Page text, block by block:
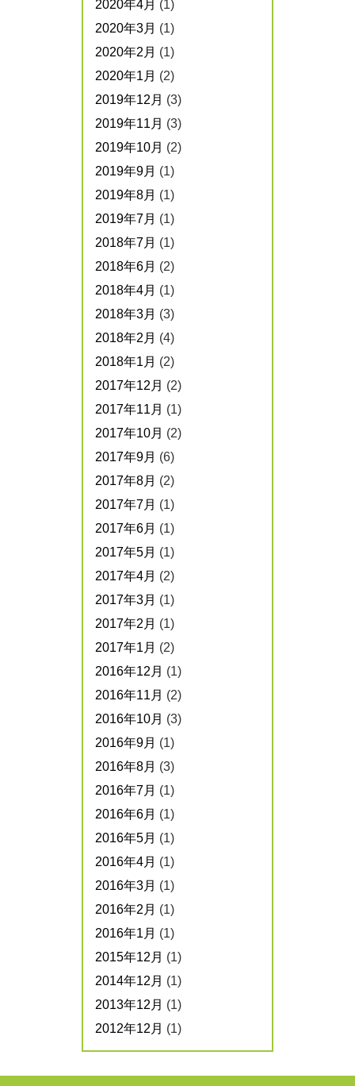
2020年4月 (1)
2020年3月 (1)
2020年2月 (1)
2020年1月 (2)
2019年12月 (3)
2019年11月 (3)
2019年10月 (2)
2019年9月 (1)
2019年8月 (1)
2019年7月 (1)
2018年7月 (1)
2018年6月 (2)
2018年4月 (1)
2018年3月 (3)
2018年2月 (4)
2018年1月 (2)
2017年12月 (2)
2017年11月 (1)
2017年10月 (2)
2017年9月 (6)
2017年8月 (2)
2017年7月 (1)
2017年6月 (1)
2017年5月 (1)
2017年4月 (2)
2017年3月 (1)
2017年2月 (1)
2017年1月 (2)
2016年12月 (1)
2016年11月 (2)
2016年10月 (3)
2016年9月 (1)
2016年8月 (3)
2016年7月 (1)
2016年6月 (1)
2016年5月 (1)
2016年4月 (1)
2016年3月 (1)
2016年2月 (1)
2016年1月 (1)
2015年12月 (1)
2014年12月 (1)
2013年12月 (1)
2012年12月 (1)